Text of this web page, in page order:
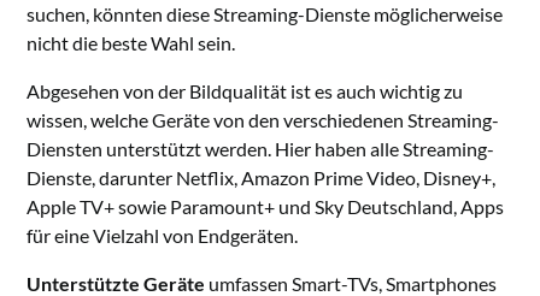
suchen, könnten diese Streaming-Dienste möglicherweise
nicht die beste Wahl sein.
Abgesehen von der Bildqualität ist es auch wichtig zu
wissen, welche Geräte von den verschiedenen Streaming-
Diensten unterstützt werden. Hier haben alle Streaming-
Dienste, darunter Netflix, Amazon Prime Video, Disney+,
Apple TV+ sowie Paramount+ und Sky Deutschland, Apps
für eine Vielzahl von Endgeräten.
Unterstützte Geräte umfassen Smart-TVs, Smartphones